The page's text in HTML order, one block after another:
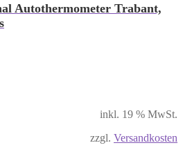
Autothermometer Trabant,
inkl. 19 % MwSt.
zzgl. Versandkosten